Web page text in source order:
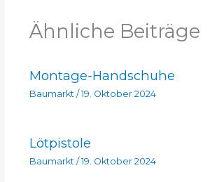
Ähnliche Beiträge
Montage-Handschuhe
Baumarkt / 19. Oktober 2024
Lötpistole
Baumarkt /19. Oktober 2024